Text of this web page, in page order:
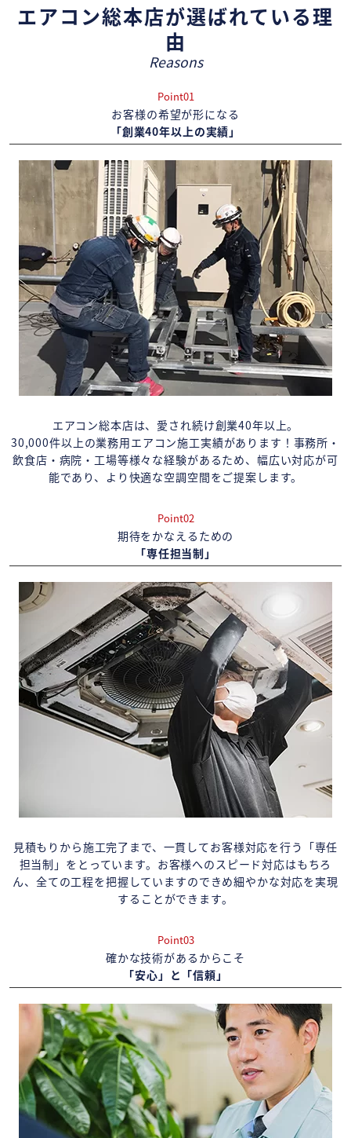
エアコン総本店が選ばれている理
由
Reasons
Point01
お客様の希望が形になる
「創業40年以上の実績」
エアコン総本店は、愛され続け創業40年以上。
30,000件以上の業務用エアコン施工実績があります！事務所・
飲食店・病院・工場等様々な経験があるため、幅広い対応が可
能であり、より快適な空調空間をご提案します。
Point02
期待をかなえるための
「専任担当制」
見積もりから施工完了まで、一貫してお客様対応を行う「専任
担当制」をとっています。お客様へのスピード対応はもちろ
ん、全ての工程を把握していますのできめ細やかな対応を実現
することができます。
Point03
確かな技術があるからこそ
「安心」と「信頼」